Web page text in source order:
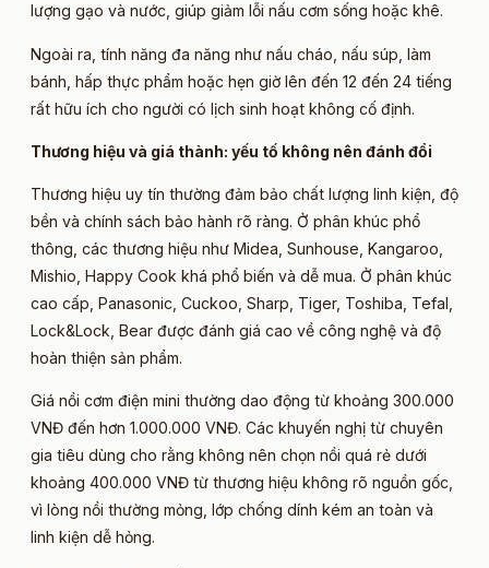
lượng gạo và nước, giúp giảm lỗi nấu cơm sống hoặc khê.
Ngoài ra, tính năng đa năng như nấu cháo, nấu súp, làm
bánh, hấp thực phẩm hoặc hẹn giờ lên đến 12 đến 24 tiếng
rất hữu ích cho người có lịch sinh hoạt không cố định.
Thương hiệu và giá thành: yếu tố không nên đánh đổi
Thương hiệu uy tín thường đảm bảo chất lượng linh kiện, độ
bền và chính sách bảo hành rõ ràng. Ở phân khúc phổ
thông, các thương hiệu như Midea, Sunhouse, Kangaroo,
Mishio, Happy Cook khá phổ biến và dễ mua. Ở phân khúc
cao cấp, Panasonic, Cuckoo, Sharp, Tiger, Toshiba, Tefal,
Lock&Lock, Bear được đánh giá cao về công nghệ và độ
hoàn thiện sản phẩm.
Giá nồi cơm điện mini thường dao động từ khoảng 300.000
VNĐ đến hơn 1.000.000 VNĐ. Các khuyến nghị từ chuyên
gia tiêu dùng cho rằng không nên chọn nồi quá rẻ dưới
khoảng 400.000 VNĐ từ thương hiệu không rõ nguồn gốc,
vì lòng nồi thường mỏng, lớp chống dính kém an toàn và
linh kiện dễ hỏng.